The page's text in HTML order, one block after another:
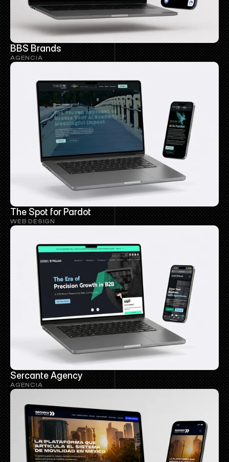
BBS Brands
AGENCIA
The Spot for Pardot
WEB DESIGN
Sercante Agency
AGENCIA